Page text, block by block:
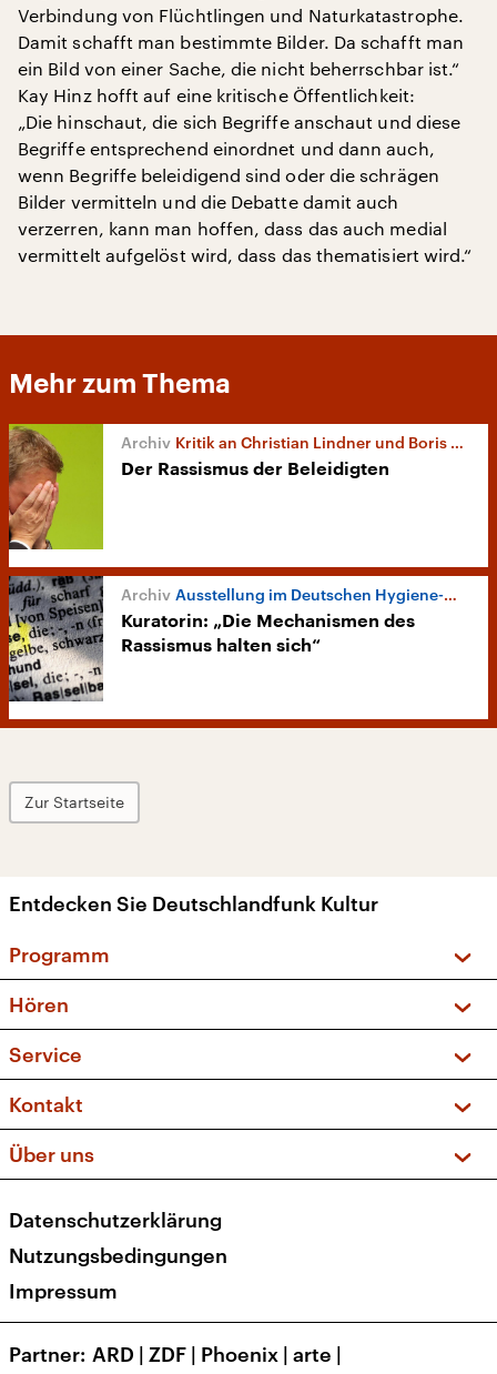
Verbindung von Flüchtlingen und Naturkatastrophe.
Damit schafft man bestimmte Bilder. Da schafft man
ein Bild von einer Sache, die nicht beherrschbar ist.“
Kay Hinz hofft auf eine kritische Öffentlichkeit:
„Die hinschaut, die sich Begriffe anschaut und diese
Begriffe entsprechend einordnet und dann auch,
wenn Begriffe beleidigend sind oder die schrägen
Bilder vermitteln und die Debatte damit auch
verzerren, kann man hoffen, dass das auch medial
vermittelt aufgelöst wird, dass das thematisiert wird.“
Mehr zum Thema
Kritik an Christian Lindner und Boris Palmer
Der Rassismus der Beleidigten
Ausstellung im Deutschen Hygiene-Museum
Kuratorin: „Die Mechanismen des
Rassismus halten sich“
Zur Startseite
Entdecken Sie Deutschlandfunk Kultur
Programm
Sendungen und Podcasts
Musikliste
Kakadu – Das Kinderprogramm
Hören
Frequenzen (UKW + DAB+)
Service
FAQ
Apps
Newsletter
Veranstaltungen
Kontakt
Social Media
Über uns
Presse
Karriere
Transparenz
Datenschutzerklärung
Nutzungsbedingungen
Impressum
Partner ARD | ZDF | Phoenix | arte |